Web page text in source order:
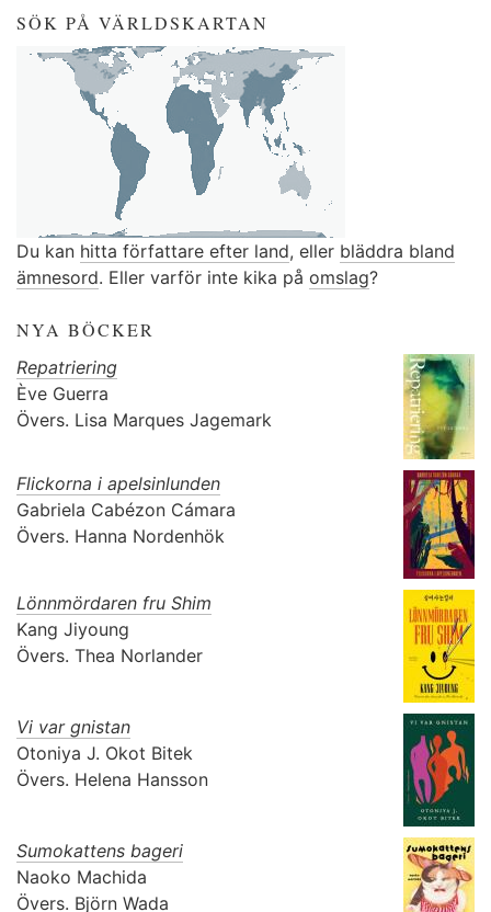
SÖK PÅ VÄRLDSKARTAN
Du kan hitta författare efter land, eller bläddra bland
ämnesord. Eller varför inte kika på omslag?
NYA BÖCKER
Repatriering
Ève Guerra
Övers. Lisa Marques Jagemark
Flickorna i apelsinlunden
Gabriela Cabézon Cámara
Övers. Hanna Nordenhök
Lönnmördaren fru Shim
Kang Jiyoung
Övers. Thea Norlander
Vi var gnistan
Otoniya J. Okot Bitek
Övers. Helena Hansson
Sumokattens bageri
Naoko Machida
Övers. Björn Wada